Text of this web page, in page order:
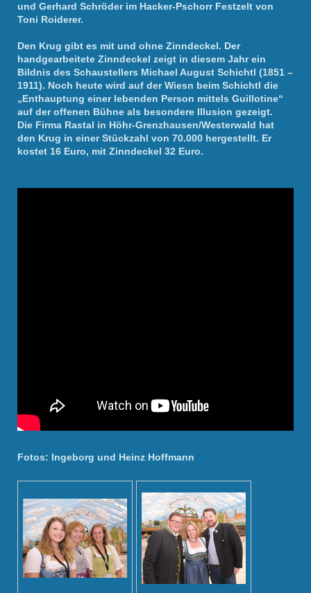
und Gerhard Schröder im Hacker-Pschorr Festzelt von
Toni Roiderer.
Den Krug gibt es mit und ohne Zinndeckel. Der
handgearbeitete Zinndeckel zeigt in diesem Jahr ein
Bildnis des Schaustellers Michael August Schichtl (1851 –
1911). Noch heute wird auf der Wiesn beim Schichtl die
„Enthauptung einer lebenden Person mittels Guillotine“
auf der offenen Bühne als besondere Illusion gezeigt.
Die Firma Rastal in Höhr-Grenzhausen/Westerwald hat
den Krug in einer Stückzahl von 70.000 hergestellt. Er
kostet 16 Euro, mit Zinndeckel 32 Euro.
Fotos: Ingeborg und Heinz Hoffmann